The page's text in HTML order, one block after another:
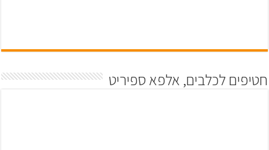
חטיפים לכלבים, אלפא ספיריט